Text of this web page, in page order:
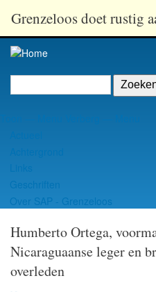
naar
gaan
Grenzeloos doet rustig
Zoeken
Geschriften
Over SAP - Grenzeloos
Humberto Ortega,
Nicaraguaanse leger en
overleden